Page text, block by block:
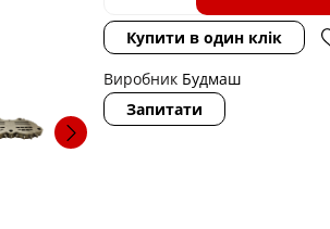
Купити в один клік
Виробник Будмаш
Запитати